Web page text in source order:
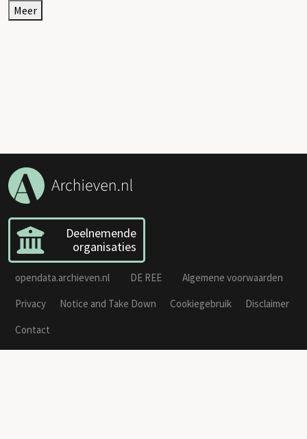
Meer
Deelnemende
organisaties
opendata.archieven.nl DE REE
Algemene voorwaarden
Privacy
Notice and Take Down Cookiegebruik
Disclaimer
Contact